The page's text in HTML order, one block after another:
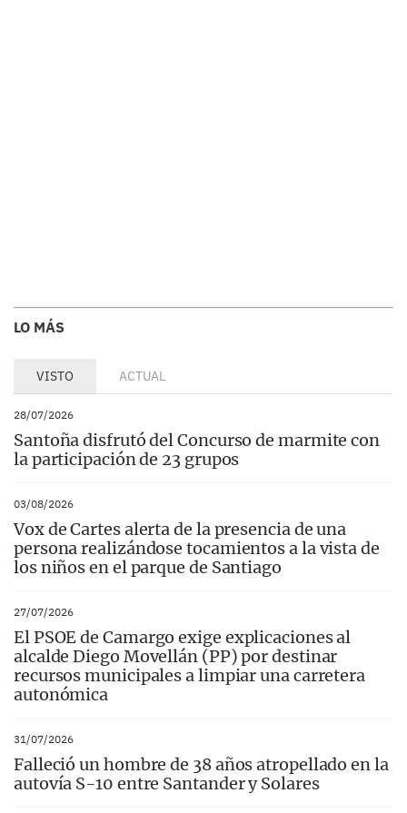
LO MÁS
VISTO ACTUAL
28/07/2026
Santoña disfrutó del Concurso de marmite con
la participación de 23 grupos
03/08/2026
Vox de Cartes alerta de la presencia de una
persona realizándose tocamientos a la vista de
los niños en el parque de Santiago
27/07/2026
El PSOE de Camargo exige explicaciones al
alcalde Diego Movellán (PP) por destinar
recursos municipales a limpiar una carretera
autonómica
31/07/2026
Falleció un hombre de 38 años atropellado en la
autovía S-10 entre Santander y Solares